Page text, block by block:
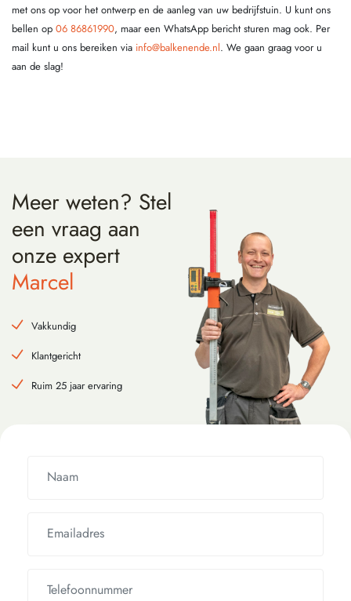
met ons op voor het ontwerp en de aanleg van uw bedrijfstuin. U kunt ons
bellen op 06 86861990, maar een WhatsApp bericht sturen mag ook. Per
mail kunt u ons bereiken via info@balkenende.nl. We gaan graag voor u
aan de slag!
Meer weten? Stel
een vraag aan
onze expert
Marcel
Vakkundig
Klantgericht
Ruim 25 jaar ervaring